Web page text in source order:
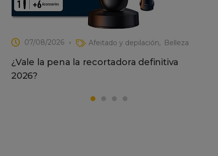
07/08/2026 Afeitado y depilación Belleza
¿Vale la pena la recortadora definitiva
2026?